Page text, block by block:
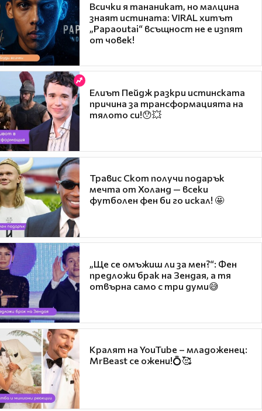
Всички я тананикат, но малцина
знаят истината: VIRAL хитът
„Papaoutai“ всъщност не е изпят
от човек!
Елиът Пейдж разкри истинската
причина за трансформацията на
тялото си!😯💥
Травис Скот получи подарък
мечта от Холанд — всеки
футболен фен би го искал! 🤩
„Ще се омъжиш ли за мен?“: Фен
предложи брак на Зендая, а тя
отвърна само с три думи😅
Кралят на YouTube – младоженец:
MrBeast се ожени!💍🥰